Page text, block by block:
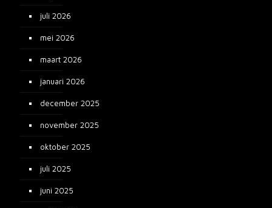
juli 2026
mei 2026
maart 2026
januari 2026
december 2025
november 2025
oktober 2025
juli 2025
juni 2025